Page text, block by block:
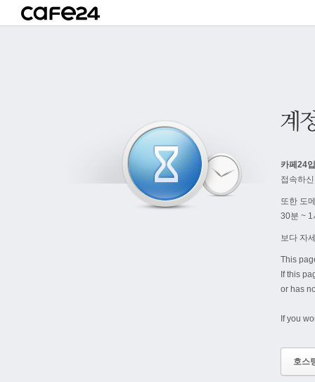
카페24
접속하
또한 도
30분 ~ 1
보다 자
This
If this
or has
If you
호스